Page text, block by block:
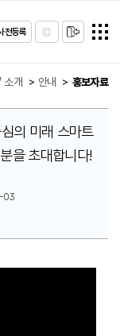
전등록
소개 안내 홍보자료
의 미래 스마트
을 초대합니다!
03